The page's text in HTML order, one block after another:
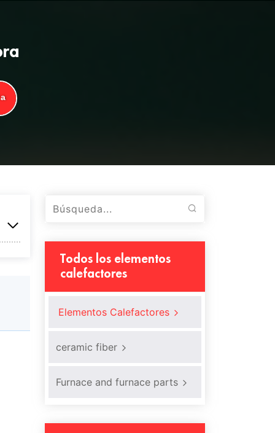
Todos los elementos
calefactores
Elementos Calefactores
ceramic fiber
Furnace and furnace parts